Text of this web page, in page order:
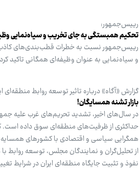
رییس‌جمهور:
تحکیم همبستگی به جای تخریب و سیاه‌نمایی
رییس‌جمهور نسبت به خطرات قطب‌بندی‌های کاذب
و سیاه‌نمایی به عنوان وظیفه‌ای همگانی تاکید
گزارش «آگاه» درباره تاثیر توسعه روابط
بازار تشنه همسایگان!
در سال‌های اخیر، تشدید تحریم‌های غرب علیه
حداکثری از ظرفیت‌های منطقه‌ای سوق داده است.
همگرایی سیاسی و اقتصادی با کشورهای
از تحلیل‌گران و نمایندگان مجلس، توسعه روابط
نفوذ و تثبیت جایگاه منطقه‌ای ایران در شرایط